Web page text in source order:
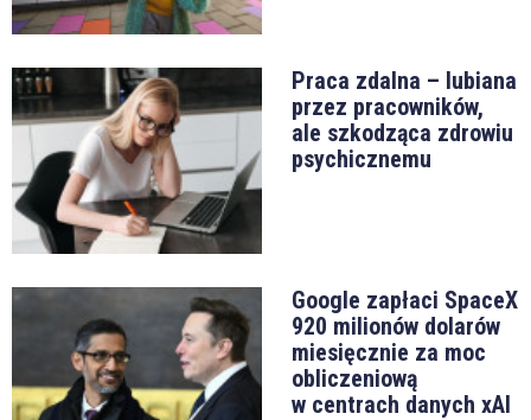
Praca zdalna – lubiana
przez pracowników,
ale szkodząca zdrowiu
psychicznemu
Google zapłaci SpaceX
920 milionów dolarów
miesięcznie za moc
obliczeniową
w centrach danych xAI